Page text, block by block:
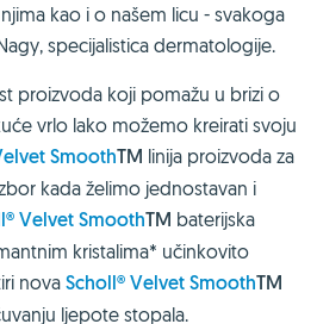
kao i o našem licu - svakoga
specijalistica dermatologije.
proizvoda koji pomažu u brizi o
vrlo lako možemo kreirati svoju
SmoothTM linija proizvoda za
kada želimo jednostavan i
®Velvet SmoothTM baterijska
kristalima* učinkovito
nova Scholl®Velvet SmoothTM
ljepote stopala.